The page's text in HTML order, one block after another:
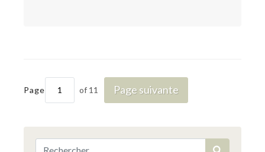
Page of 11 Page suivante